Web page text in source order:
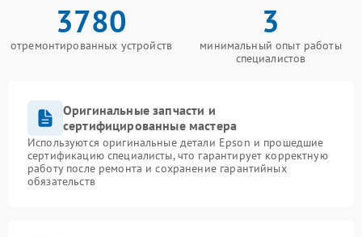
3780
отремонтированных устройств
3
минимальный опыт работы
специалистов
Оригинальные запчасти и
сертифицированные мастера
Используются оригинальные детали Epson и прошедшие
сертификацию специалисты, что гарантирует корректную
работу после ремонта и сохранение гарантийных
обязательств